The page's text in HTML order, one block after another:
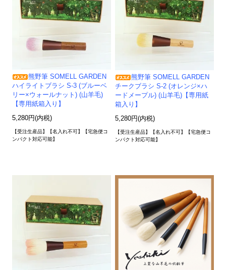
熊野筆 SOMELL GARDEN
ハイライトブラシ S-3 (ブルーベ
リー×ウォールナット) (山羊毛)
【専用紙箱入り】
5,280円(内税)
【受注生産品】【名入れ不可】【宅急便コ
ンパクト対応可能】
熊野筆 SOMELL GARDEN
チークブラシ S-2 (オレンジ×ハ
ードメープル) (山羊毛)【専用紙
箱入り】
5,280円(内税)
【受注生産品】【名入れ不可】【宅急便コ
ンパクト対応可能】